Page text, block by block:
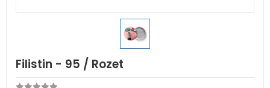
Filistin - 95 / Rozet